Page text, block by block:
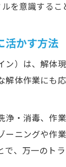
衛生工学
解体衛生
衛生管理
解体現場
衛生管理
を意識するこ
活かす方法
）は、解体
体作業にも
・消毒、作
ニングや作
、万一のト